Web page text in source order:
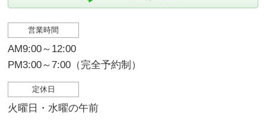
営業時間
AM9:00～12:00
PM3:00～7:00（完全予約制）
定休日
火曜日・水曜の午前